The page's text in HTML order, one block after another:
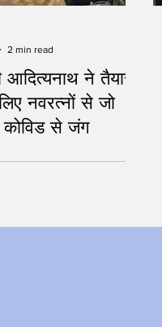
आदित्यनाथ ने तैयार
नवरत्नों से जो
से जंग
2 min read